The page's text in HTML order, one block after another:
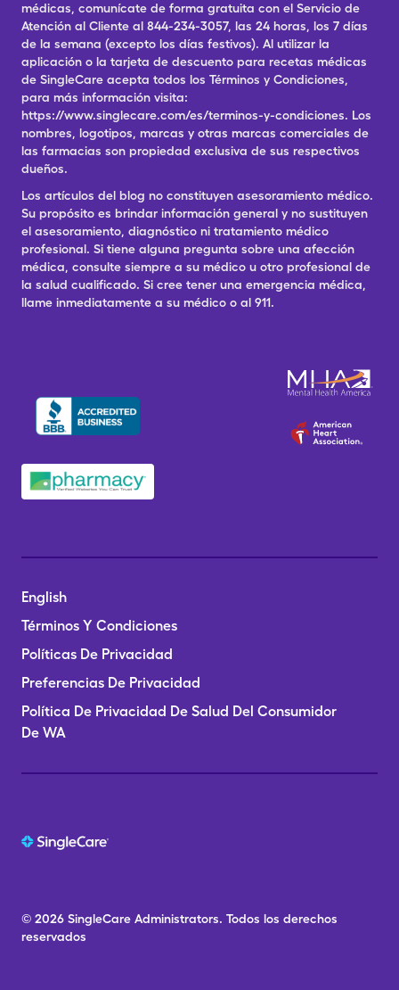
médicas, comunícate de forma gratuita con el Servicio de
Atención al Cliente al 844-234-3057, las 24 horas, los 7 días
de la semana (excepto los días festivos). Al utilizar la
aplicación o la tarjeta de descuento para recetas médicas
de SingleCare acepta todos los Términos y Condiciones,
para más información visita:
https://www.singlecare.com/es/terminos-y-condiciones. Los
nombres, logotipos, marcas y otras marcas comerciales de
las farmacias son propiedad exclusiva de sus respectivos
dueños.
Los artículos del blog no constituyen asesoramiento médico.
Su propósito es brindar información general y no sustituyen
el asesoramiento, diagnóstico ni tratamiento médico
profesional. Si tiene alguna pregunta sobre una afección
médica, consulte siempre a su médico u otro profesional de
la salud cualificado. Si cree tener una emergencia médica,
llame inmediatamente a su médico o al 911.
English
Términos Y Condiciones
Políticas De Privacidad
Preferencias De Privacidad
Política De Privacidad De Salud Del Consumidor
De WA
© 2026 SingleCare Administrators. Todos los derechos
reservados